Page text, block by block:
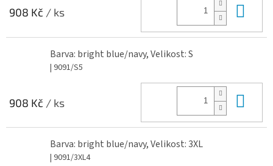
908 Kč / ks
Barva: bright blue/navy, Velikost: S
| 9091/S5
908 Kč / ks
Barva: bright blue/navy, Velikost: 3XL
| 9091/3XL4